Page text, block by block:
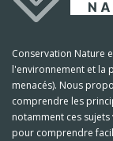
Conservation Nature
l'environnement et la
menacés). Nous
comprendre les
notamment ces
pour comprendre